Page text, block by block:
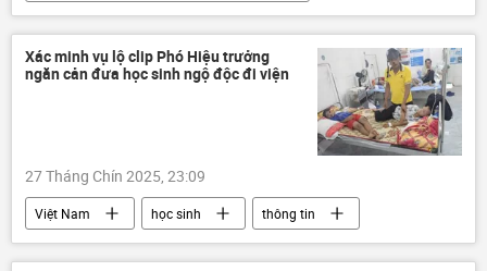
Ukraina
Cuộc khủng hoảng ở Ukraina
Nga
Thế giới
Sergey Lavrov
Liên Hợp Quốc
Bộ Ngoại giao Nga
Xác minh vụ lộ clip Phó Hiệu trưởng
ngăn cản đưa học sinh ngộ độc đi viện
27 Tháng Chín 2025, 23:09
Việt Nam học sinh
thông tin
Quảng Bình
công an bệnh viện